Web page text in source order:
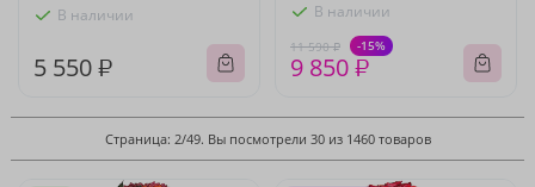
В наличии
5 550 ₽
В наличии
11 590 ₽ -15%
9 850 ₽
Страница: 2/49. Вы посмотрели 30 из 1460 товаров